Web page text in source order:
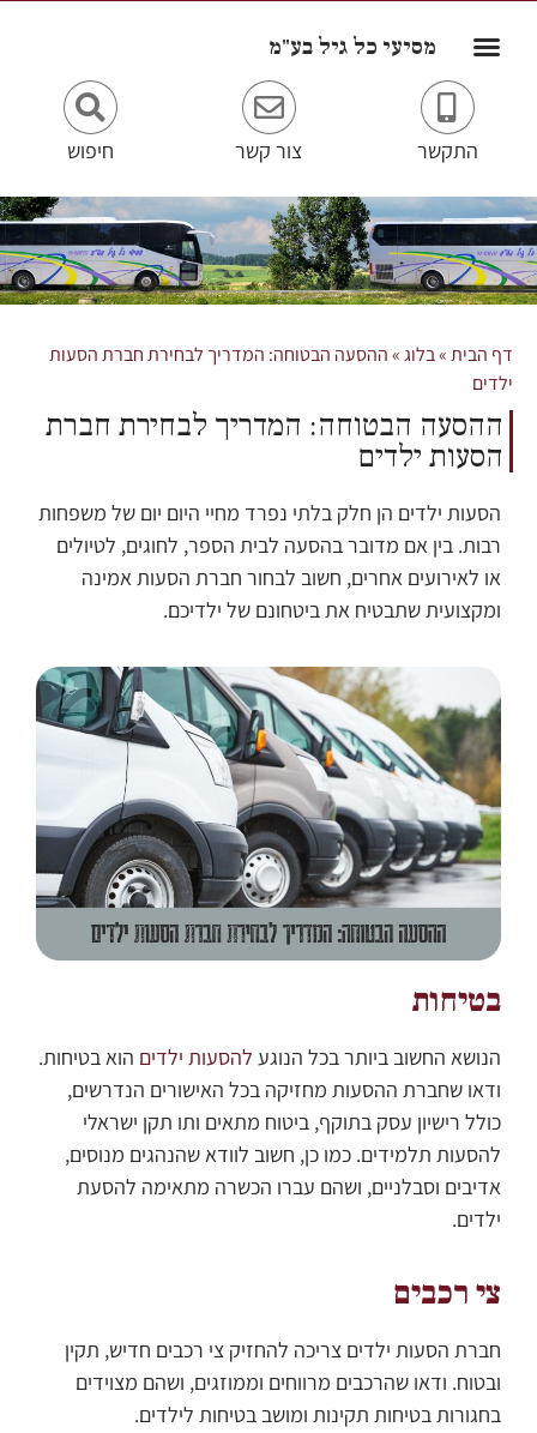
מסיעי כל גיל בע"מ
התקשר צור קשר חיפוש
דף הבית»בלוג»ההסעה הבטוחה: המדריך לבחירת חברת הסעות
ילדים
ההסעה הבטוחה: המדריך לבחירת חברת
הסעות ילדים
הסעות ילדים הן חלק בלתי נפרד מחיי היום יום של משפחות
רבות. בין אם מדובר בהסעה לבית הספר, לחוגים, לטיולים
או לאירועים אחרים, חשוב לבחור חברת הסעות אמינה
ומקצועית שתבטיח את ביטחונם של ילדיכם.
בטיחות
הנושא החשוב ביותר בכל הנוגע להסעות ילדים הוא בטיחות.
ודאו שחברת ההסעות מחזיקה בכל האישורים הנדרשים,
כולל רישיון עסק בתוקף, ביטוח מתאים ותו תקן ישראלי
להסעות תלמידים. כמו כן, חשוב לוודא שהנהגים מנוסים,
אדיבים וסבלניים, ושהם עברו הכשרה מתאימה להסעת
ילדים.
צי רכבים
חברת הסעות ילדים צריכה להחזיק צי רכבים חדיש, תקין
ובטוח. ודאו שהרכבים מרווחים וממוזגים, ושהם מצוידים
בחגורות בטיחות תקינות ומושב בטיחות לילדים.